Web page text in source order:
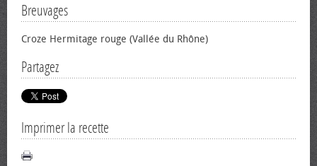
Breuvages
Croze Hermitage rouge (Vallée du Rhône)
Partagez
Imprimer la recette